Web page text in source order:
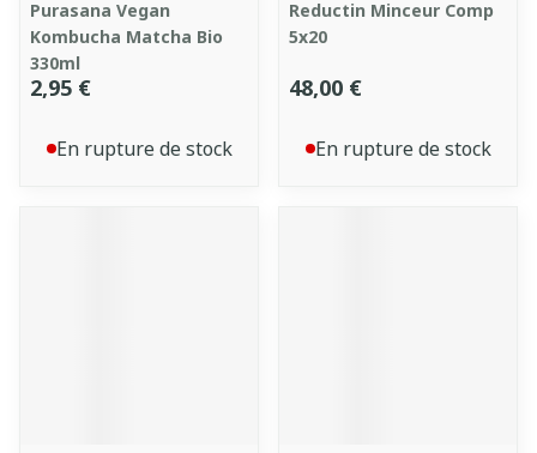
Purasana Vegan
Kombucha Matcha Bio
330ml
2,95 €
En rupture de stock
Reductin Minceur Comp
5x20
48,00 €
En rupture de stock